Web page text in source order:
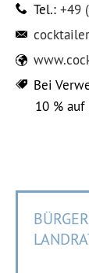
Tel.: +49
Bei
10 % auf